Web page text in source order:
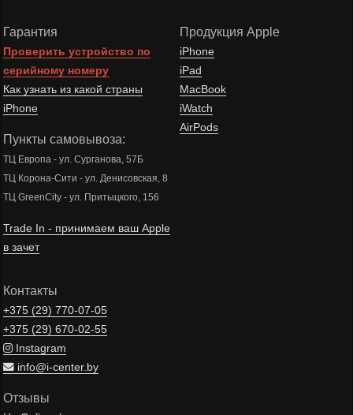
Гарантия
Проверить устройство по
серийному номеру
Как узнать из какой страны
iPhone
Пункты самовывоза:
ТЦ Европа - ул. Сурганова, 57Б
ТЦ Корона-Сити - ул. Денисовская, 8
ТЦ GreenCity - ул. Притыцкого, 156
Trade In - принимаем ваш Apple
в зачет
Продукция Apple
iPhone
iPad
MacBook
iWatch
AirPods
Контакты
+375 (29)770-07-05
+375 (29)670-02-55
Instagram
info@i-center.by
Отзывы